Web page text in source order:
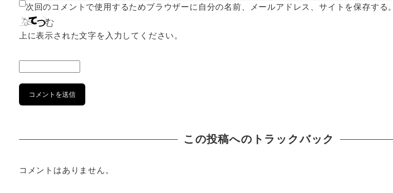
次回のコメントで使用するためブラウザーに自分の名前、メールアドレス、サイトを保存する。
上に表示された文字を入力してください。
この投稿へのトラックバック
コメントはありません。